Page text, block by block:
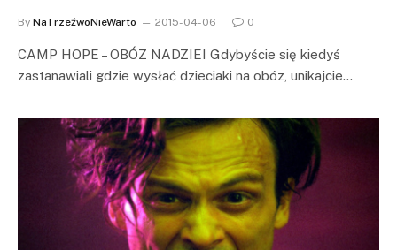
By NaTrzeźwoNieWarto 2015-04-06 0
CAMP HOPE – OBÓZ NADZIEI Gdybyście się kiedyś
zastanawiali gdzie wysłać dzieciaki na obóz, unikajcie…